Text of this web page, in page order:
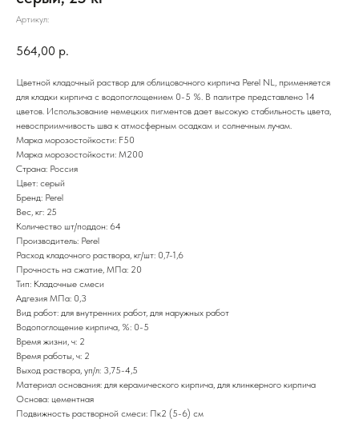
Артикул:
564,00 р.
Цветной кладочный раствор для облицовочного кирпича Perel NL, применяется
для кладки кирпича с водопоглощением 0-5 %. В палитре представлено 14
цветов. Использование немецких пигментов дает высокую стабильность цвета,
невосприимчивость шва к атмосферным осадкам и солнечным лучам.
Марка морозостойкости: F50
Марка морозостойкости: М200
Страна: Россия
Цвет: серый
Бренд: Perel
Вес, кг: 25
Количество шт/поддон: 64
Производитель: Perel
Расход кладочного раствора, кг/шт: 0,7-1,6
Прочность на сжатие, МПа: 20
Тип: Кладочные смеси
Адгезия МПа: 0,3
Вид работ: для внутренних работ, для наружных работ
Водопоглощение кирпича, %: 0-5
Время жизни, ч: 2
Время работы, ч: 2
Выход раствора, уп/л: 3,75-4,5
Материал основания: для керамического кирпича, для клинкерного кирпича
Основа: цементная
Подвижность растворной смеси: Пк2 (5-6) см